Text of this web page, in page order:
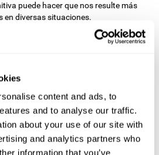
content and ads, to
and to analyse our traffic.
about your use of our site with
and analytics partners who
information that you’ve
puede hacer que nos resulte más
en diversas situaciones.
uso de nuestra planificación
nuestros trabajos escolares o
unir los estímulos sin cometer
distinguir correctamente las
Al estimular nuestra percepción visual
es posible potenciar su estado. Una
nos permite interpretar y distinguir
que nos rodean. Así, también